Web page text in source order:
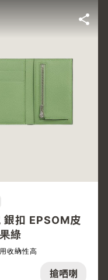
搶哂喇
銀扣 EPSOM皮
綠
收納性高